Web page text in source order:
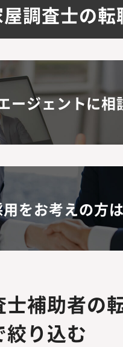
調査士の
ージェントに相
をお考えの方
補助者の
り込む